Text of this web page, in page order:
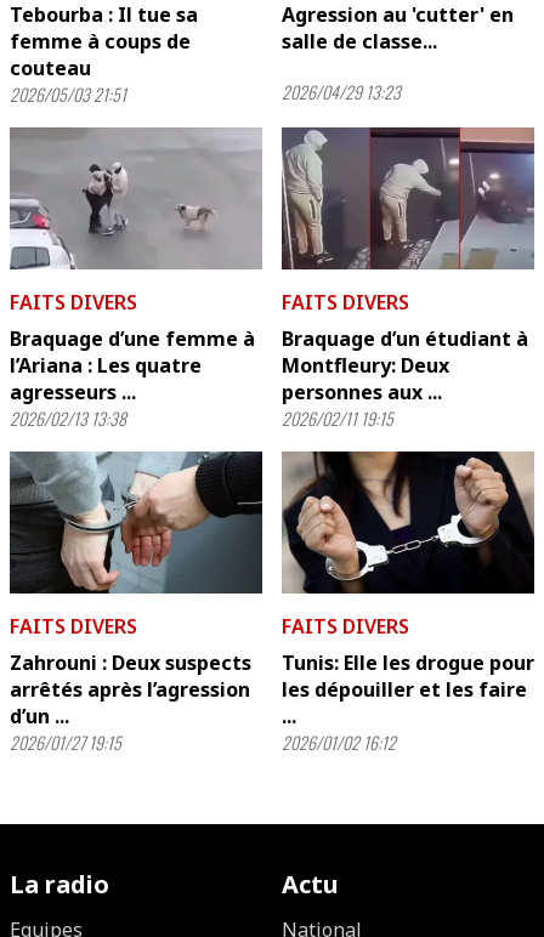
Tebourba : Il tue sa
femme à coups de
couteau
2026/05/03 21:51
Agression au 'cutter' en
salle de classe...
2026/04/29 13:23
FAITS DIVERS
Braquage d’une femme à
l’Ariana : Les quatre
agresseurs ...
2026/02/13 13:38
FAITS DIVERS
Braquage d’un étudiant à
Montfleury: Deux
personnes aux ...
2026/02/11 19:15
FAITS DIVERS
Zahrouni : Deux suspects
arrêtés après l’agression
d’un ...
2026/01/27 19:15
FAITS DIVERS
Tunis: Elle les drogue pour
les dépouiller et les faire
...
2026/01/02 16:12
La radio
Equipes
Actu
National